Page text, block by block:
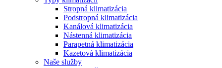
Stropná klimatizácia
Podstropná klimatizácia
Kanálová klimatizácia
Nástenná klimatizácia
Parapetná klimatizácia
Kazetová klimatizácia
Naše služby